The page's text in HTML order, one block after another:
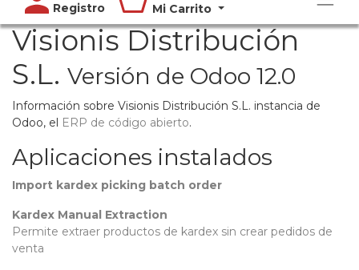
Registro
Mi Carrito
Visionis Distribución
S.L. Versión de Odoo 12.0
Información sobre Visionis Distribución S.L. instancia de
Odoo, el ERP de código abierto.
Aplicaciones instalados
Import kardex picking batch order
Kardex Manual Extraction
Permite extraer productos de kardex sin crear pedidos de
venta